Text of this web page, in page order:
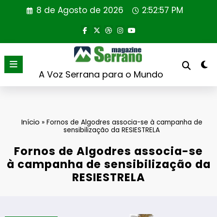
8 de Agosto de 2026 2:52:57 PM
A Voz Serrana para o Mundo
Início » Fornos de Algodres associa-se à campanha de
sensibilização da RESIESTRELA
Fornos de Algodres associa-se
à campanha de sensibilização da
RESIESTRELA